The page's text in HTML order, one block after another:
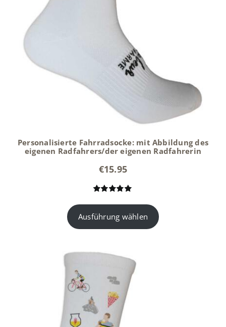
Personalisierte Fahrradsocke: mit Abbildung des
eigenen Radfahrers/der eigenen Radfahrerin
€15.95
basierend
Ausführung wählen